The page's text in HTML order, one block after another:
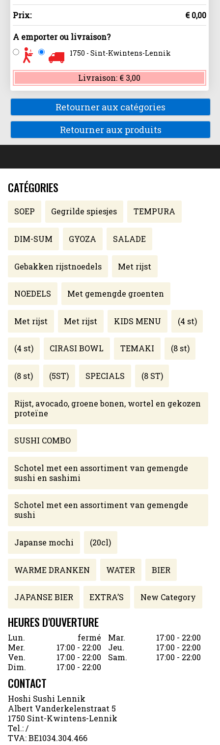
Prix: € 0,00
A emporter ou livraison?
1750 - Sint-Kwintens-Lennik
Livraison: € 3,00
Retourner aux catégories
Retourner aux produits
CATÉGORIES
SOEP Gegrilde spiesjes TEMPURA
DIM-SUM GYOZA SALADE
Gebakken rijstnoedels Met rijst
NOEDELS Met gemengde groenten
Met rijst Met rijst KIDS MENU (4 st)
(4 st) CIRASI BOWL TEMAKI (8 st)
(8 st) (5ST) SPECIALS (8 ST)
Rijst, avocado, groene bonen, wortel en gekozen
proteïne
SUSHI COMBO
Schotel met een assortiment van gemengde
sushi en sashimi
Schotel met een assortiment van gemengde
sushi
Japanse mochi (20cl)
WARME DRANKEN WATER BIER
JAPANSE BIER EXTRA’S New Category
HEURES D'OUVERTURE
Lun. fermé Mar.
17:00 - 22:00
Mer.
17:00 - 22:00 Jeu.
17:00 - 22:00
Ven.
17:00 - 22:00 Sam.
17:00 - 22:00
Dim.
17:00 - 22:00
CONTACT
Hoshi Sushi Lennik
Albert Vanderkelenstraat 5
1750 Sint-Kwintens-Lennik
Tel.:/
TVA:BE1034.304.466